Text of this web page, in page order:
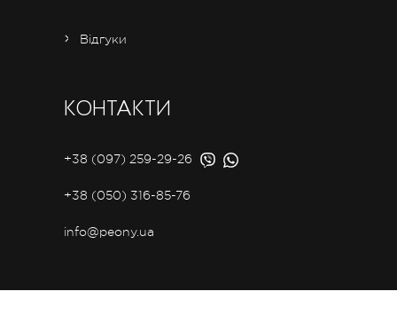
Відгуки
КОНТАКТИ
+38 (097) 259-29-26
+38 (050) 316-85-76
info@peony.ua